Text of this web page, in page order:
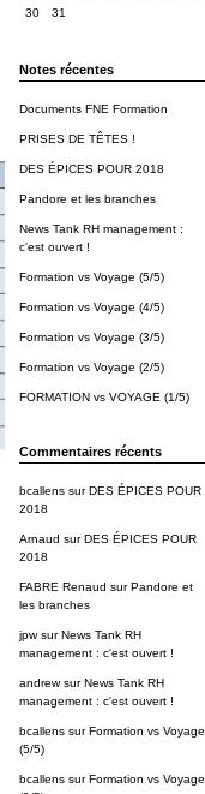
30
31
Notes récentes
Documents FNE Formation
PRISES DE TÊTES !
DES ÉPICES POUR 2018
Pandore et les branches
News Tank RH management :
c'est ouvert !
Formation vs Voyage (5/5)
Formation vs Voyage (4/5)
Formation vs Voyage (3/5)
Formation vs Voyage (2/5)
FORMATION vs VOYAGE (1/5)
Commentaires récents
bcallenssurDES ÉPICES POUR
2018
Arnaud surDES ÉPICES POUR
2018
FABRE Renaud surPandore et
les branches
jpwsurNews Tank RH
management : c'est ouvert !
andrewsurNews Tank RH
management : c'est ouvert !
bcallenssurFormation vs Voyage
(5/5)
bcallenssurFormation vs Voyage